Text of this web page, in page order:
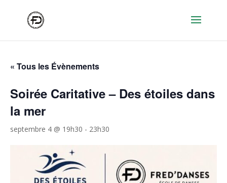
« Tous les Évènements
Soirée Caritative – Des étoiles dans
la mer
septembre 4 @ 19h30 - 23h30